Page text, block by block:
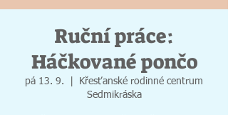
Ruční práce:
Háčkované pončo
pá 13. 9.
Křesťanské rodinné centrum
Sedmikráska